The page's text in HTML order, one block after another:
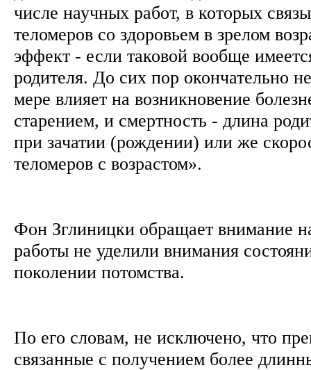
числе научных работ, в которых
теломеров со здоровьем в зрелом
эффект - если таковой вообще
родителя. До сих пор окончательно
мере влияет на возникновение
старением, и смертность - длина
при зачатии (рождении) или же
теломеров с возрастом».
Фон Зглиницки обращает внимание
работы не уделили внимания
поколении потомства.
По его словам, не исключено, что
связанные с получением более